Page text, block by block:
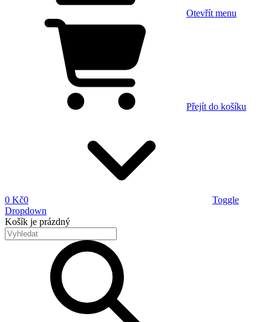
Otevřít menu
Přejít do košíku
0 Kč0
Toggle
Dropdown
Košík je prázdný